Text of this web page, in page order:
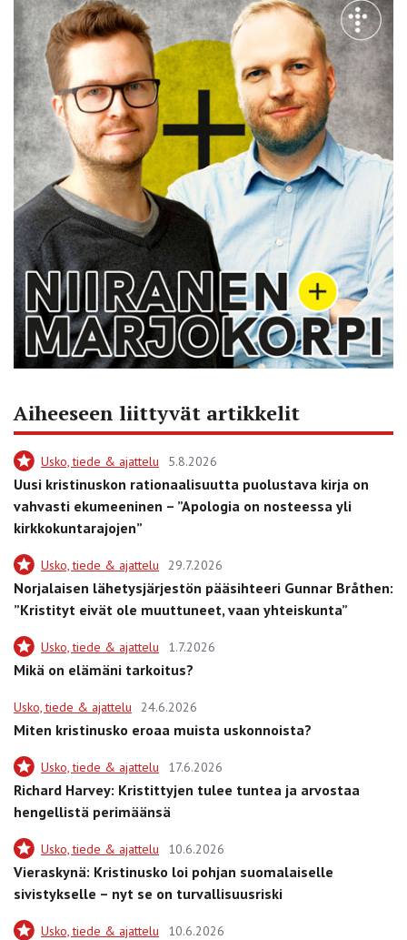
Aiheeseen liittyvät artikkelit
Usko, tiede & ajattelu 5.8.2026
Uusi kristinuskon rationaalisuutta puolustava kirja on
vahvasti ekumeeninen – ”Apologia on nosteessa yli
kirkkokuntarajojen”
Usko, tiede & ajattelu 29.7.2026
Norjalaisen lähetysjärjestön pääsihteeri Gunnar Bråthen:
”Kristityt eivät ole muuttuneet, vaan yhteiskunta”
Usko, tiede & ajattelu 1.7.2026
Mikä on elämäni tarkoitus?
Usko, tiede & ajattelu 24.6.2026
Miten kristinusko eroaa muista uskonnoista?
Usko, tiede & ajattelu 17.6.2026
Richard Harvey: Kristittyjen tulee tuntea ja arvostaa
hengellistä perimäänsä
Usko, tiede & ajattelu 10.6.2026
Vieraskynä: Kristinusko loi pohjan suomalaiselle
sivistykselle – nyt se on turvallisuusriski
Usko, tiede & ajattelu 10.6.2026